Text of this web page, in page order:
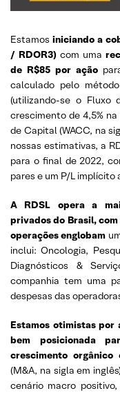
Estamos iniciando a
/ RDOR3) com uma
de R$85 por ação
calculado pelo
(utilizando-se o Fluxo
crescimento de 4,5%
de Capital (WACC, na
nossas estimativas, a
para o final de 2022,
pares e um P/L implícito
A RDSL opera a
privados do Brasil,
operações englobam
inclui: Oncologia,
Diagnósticos &
companhia tem uma
despesas das
Estamos otimistas por
bem posicionada
crescimento
(M&A, na sigla em
cenário macro